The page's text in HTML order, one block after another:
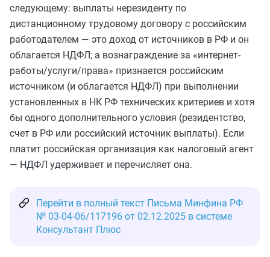
следующему: выплаты нерезиденту по
дистанционному трудовому договору с российским
работодателем — это доход от источников в РФ и он
облагается НДФЛ; а вознаграждение за «интернет-
работы/услуги/права» признается российским
источником (и облагается НДФЛ) при выполнении
установленных в НК РФ технических критериев и хотя
бы одного дополнительного условия (резидентство,
счет в РФ или российский источник выплаты). Если
платит российская организация как налоговый агент
— НДФЛ удерживает и перечисляет она.
Перейти в полный текст Письма Минфина РФ
№ 03-04-06/117196 от 02.12.2025 в системе
Консультант Плюс